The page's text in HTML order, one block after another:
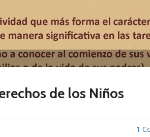
de los Niños
1